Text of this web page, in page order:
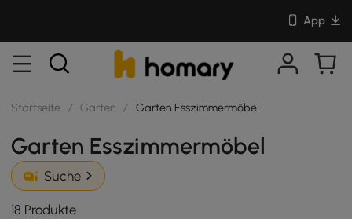
App
Startseite / Garten / Garten Esszimmermöbel
Garten Esszimmermöbel
Suche
18 Produkte